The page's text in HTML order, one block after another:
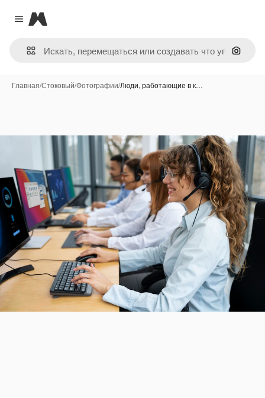
Close menu
Magnific
Поиск
Главная/Стоковый/Фотографии/Люди, работающие в к…